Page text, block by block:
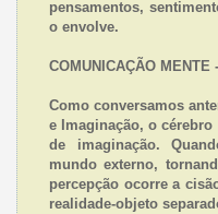
pensamentos,
o envolve.
COMUNICAÇÃO MENTE
Como conversamos
e Imaginação, o
de imaginação.
mundo externo,
percepção ocorre a
realidade-objeto